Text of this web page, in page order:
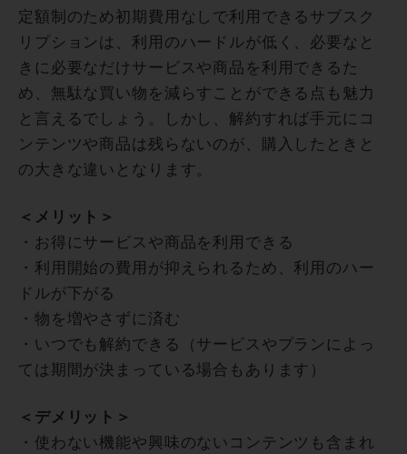
定額制のため初期費用なしで利用できるサブスク
リプションは、利用のハードルが低く、必要なと
きに必要なだけサービスや商品を利用できるた
め、無駄な買い物を減らすことができる点も魅力
と言えるでしょう。しかし、解約すれば手元にコ
ンテンツや商品は残らないのが、購入したときと
の大きな違いとなります。
＜メリット＞
・お得にサービスや商品を利用できる
・利用開始の費用が抑えられるため、利用のハー
ドルが下がる
・物を増やさずに済む
・いつでも解約できる（サービスやプランによっ
ては期間が決まっている場合もあります）
＜デメリット＞
・使わない機能や興味のないコンテンツも含まれ